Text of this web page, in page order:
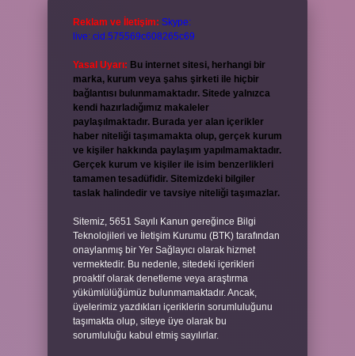
Reklam ve İletişim: Skype:
live:.cid.575569c608265c69
Yasal Uyarı: Bu internet sitesi, herhangi bir
marka, kurum veya şahıs şirketi ile hiçbir
bağlantısı bulunmamaktadır. Sitede yalnızca
kendi hazırladığımız makaleler
paylaşılmaktadır. Burada yer alan içerikler
haber niteliği taşımamakta olup, gerçek kurum
ve kişiler hakkında paylaşım yapılmamaktadır.
Gerçek kurum ve kişiler ile isim benzerlikleri
tamamen tesadüfidir. Sitemizdeki bilgiler
taslak halindedir ve tavsiye niteliği taşımazlar.
Sitemiz, 5651 Sayılı Kanun gereğince Bilgi
Teknolojileri ve İletişim Kurumu (BTK) tarafından
onaylanmış bir Yer Sağlayıcı olarak hizmet
vermektedir. Bu nedenle, sitedeki içerikleri
proaktif olarak denetleme veya araştırma
yükümlülüğümüz bulunmamaktadır. Ancak,
üyelerimiz yazdıkları içeriklerin sorumluluğunu
taşımakta olup, siteye üye olarak bu
sorumluluğu kabul etmiş sayılırlar.